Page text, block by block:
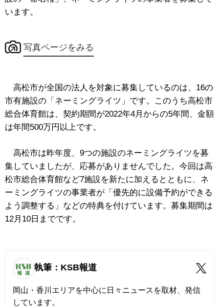
います。
写真ページをみる
高松市が全国の法人を対象に募集しているのは、16の
市有施設の「ネーミングライツ」です。このうち高松市
総合体育館は、契約期間が2022年4月からの5年間、金額
は年間500万円以上です。
高松市は昨年度、9つの施設のネーミングライツを募
集していましたが、応募がありませんでした。今回は高
松市総合体育館など7施設を新たに加えるとともに、ネ
ーミングライツの事業者が「優先的に設備予約ができる
よう調整する」などの特典を付けています。募集期間は
12月10日までです。
執筆：KSB報道
岡山・香川エリアを中心に日々ニュースを取材、発信
しています。